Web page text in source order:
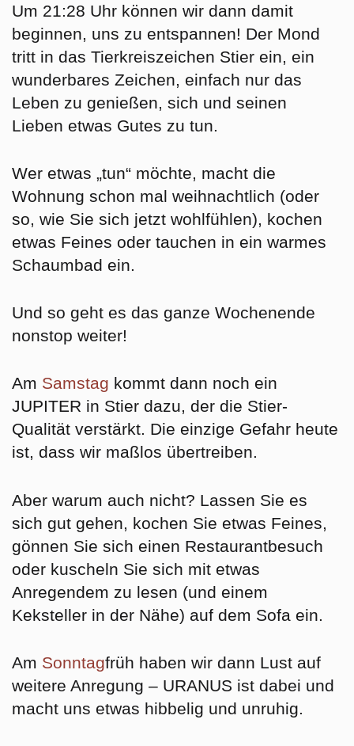
Um 21:28 Uhr können wir dann damit
beginnen, uns zu entspannen! Der Mond
tritt in das Tierkreiszeichen Stier ein, ein
wunderbares Zeichen, einfach nur das
Leben zu genießen, sich und seinen
Lieben etwas Gutes zu tun.
Wer etwas „tun“ möchte, macht die
Wohnung schon mal weihnachtlich (oder
so, wie Sie sich jetzt wohlfühlen), kochen
etwas Feines oder tauchen in ein warmes
Schaumbad ein.
Und so geht es das ganze Wochenende
nonstop weiter!
Am Samstag kommt dann noch ein
JUPITER in Stier dazu, der die Stier-
Qualität verstärkt. Die einzige Gefahr heute
ist, dass wir maßlos übertreiben.
Aber warum auch nicht? Lassen Sie es
sich gut gehen, kochen Sie etwas Feines,
gönnen Sie sich einen Restaurantbesuch
oder kuscheln Sie sich mit etwas
Anregendem zu lesen (und einem
Keksteller in der Nähe) auf dem Sofa ein.
Am Sonntagfrüh haben wir dann Lust auf
weitere Anregung – URANUS ist dabei und
macht uns etwas hibbelig und unruhig.